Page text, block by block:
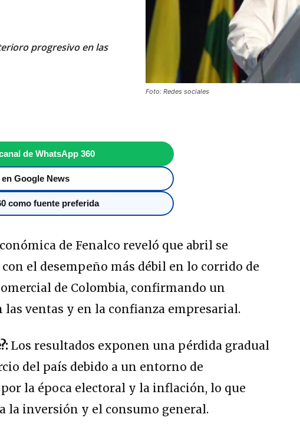
progresivo en las
Foto: Redes sociales
de WhatsApp 360
en Google News
como fuente preferida
de Fenalco reveló que abril se
el desempeño más débil en lo corrido de
de Colombia, confirmando un
ventas y en la confianza empresarial.
Los resultados exponen una pérdida gradual
del país debido a un entorno de
la época electoral y la inflación, lo que
la inversión y el consumo general.